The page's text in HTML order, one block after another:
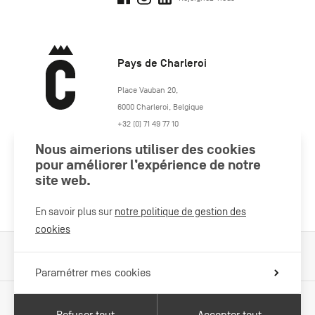
Pays de Charleroi
https://www.paysdecharleroi.be/
Place Vauban 20,
6000 Charleroi Belgique
+32 (0) 71 49 77 10
Nous aimerions utiliser des cookies
pour améliorer l’expérience de notre
site web.
En savoir plus sur notre politique de gestion des
cookies
Paramétrer mes cookies